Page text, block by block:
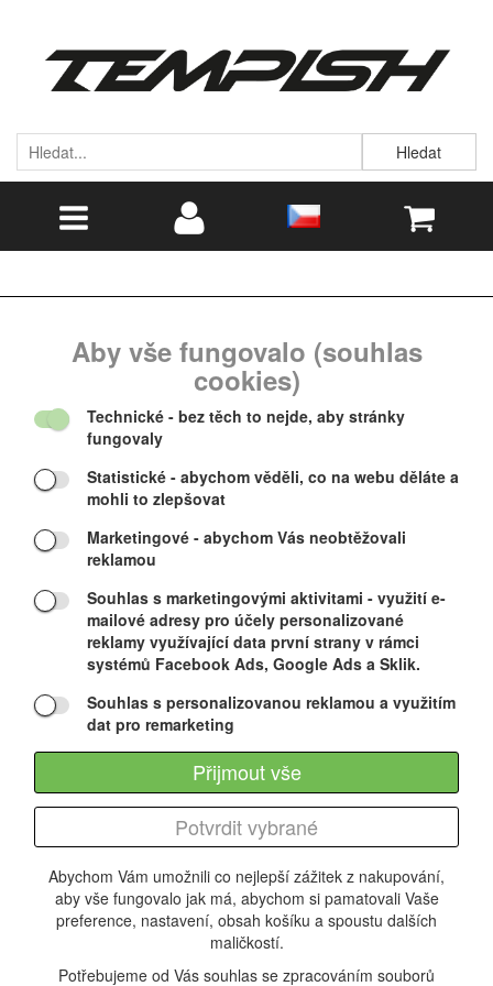
Aby vše fungovalo (souhlas
cookies)
Abychom Vám umožnili co nejlepší zážitek z nakupování,
aby vše fungovalo jak má, abychom si pamatovali Vaše
preference, nastavení, obsah košíku a spoustu dalších
maličkostí.
Potřebujeme od Vás souhlas se zpracováním souborů
Technické - bez těch to nejde, aby stránky
fungovaly
Statistické - abychom věděli, co na webu děláte a
mohli to zlepšovat
Marketingové - abychom Vás neobtěžovali
reklamou
Souhlas s marketingovými aktivitami - využití e-
mailové adresy pro účely personalizované
reklamy využívající data první strany v rámci
systémů Facebook Ads, Google Ads a Sklik.
Souhlas s personalizovanou reklamou a využitím
dat pro remarketing
Potvrdit vybrané
Přijmout vše
Hledat
O FIRMĚ
NEWSLETTER
FACEBOOK
VÁŠ ASISTENT PRODEJE